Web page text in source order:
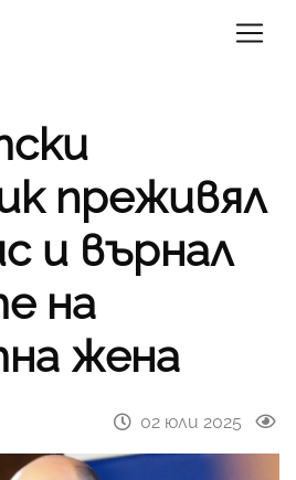
преживял
и върнал
на
жена
02 юли 2025